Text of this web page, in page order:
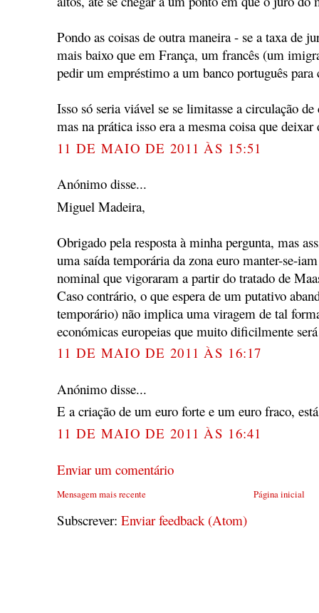
Pondo as coisas de outra maneira - se a taxa de
mais baixo que em França, um francês (um
pedir um empréstimo a um banco português
Isso só seria viável se se limitasse a circulação
mas na prática isso era a mesma coisa que
11 DE MAIO DE 2011 ÀS 15:51
Anónimo disse...
Miguel Madeira,
Obrigado pela resposta à minha pergunta, mas
uma saída temporária da zona euro manter-se-
nominal que vigoraram a partir do tratado de
Caso contrário, o que espera de um putativo
temporário) não implica uma viragem de tal
económicas europeias que muito dificilmente
11 DE MAIO DE 2011 ÀS 16:17
Anónimo disse...
E a criação de um euro forte e um euro fraco,
11 DE MAIO DE 2011 ÀS 16:41
Enviar um comentário
Mensagem mais recente Página inicial
Subscrever: Enviar feedback (Atom)